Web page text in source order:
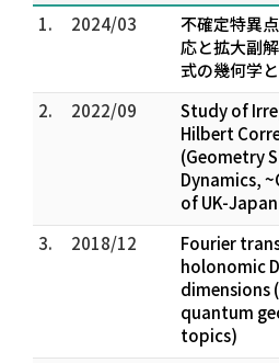
1.
2024/03
不確定特異
応と拡大副
式の幾何学
2.
2022/09
Study of
Hilbert
(Geometry
Dynamics,
of UK-
3.
2018/12
Fourier
holonomic
dimensions
quantum
topics)